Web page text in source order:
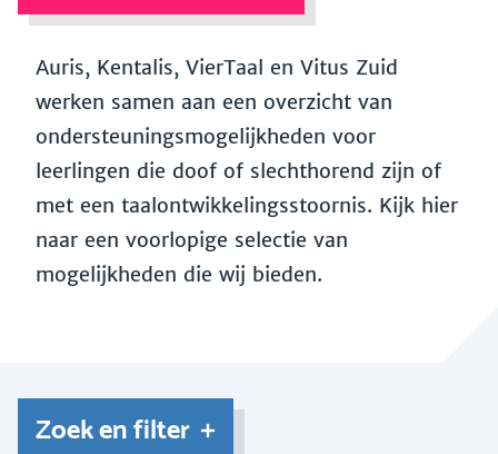
Auris, Kentalis, VierTaal en Vitus Zuid
werken samen aan een overzicht van
ondersteuningsmogelijkheden voor
leerlingen die doof of slechthorend zijn of
met een taalontwikkelingsstoornis. Kijk hier
naar een voorlopige selectie van
mogelijkheden die wij bieden.
Zoek en filter